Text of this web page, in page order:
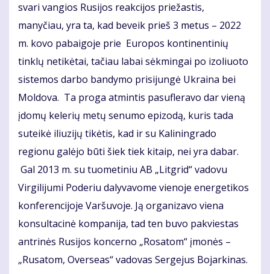
svari vangios Rusijos reakcijos priežastis,
manyčiau, yra ta, kad beveik prieš 3 metus – 2022
m. kovo pabaigoje prie Europos kontinentinių
tinklų netikėtai, tačiau labai sėkmingai po izoliuoto
sistemos darbo bandymo prisijungė Ukraina bei
Moldova. Ta proga atmintis pasufleravo dar vieną
įdomų kelerių metų senumo epizodą, kuris tada
suteikė iliuzijų tikėtis, kad ir su Kaliningrado
regionu galėjo būti šiek tiek kitaip, nei yra dabar.
Gal 2013 m. su tuometiniu AB „Litgrid“ vadovu
Virgilijumi Poderiu dalyvavome vienoje energetikos
konferencijoje Varšuvoje. Ją organizavo viena
konsultacinė kompanija, tad ten buvo pakviestas
antrinės Rusijos koncerno „Rosatom“ įmonės –
„Rusatom, Overseas“ vadovas Sergejus Bojarkinas.